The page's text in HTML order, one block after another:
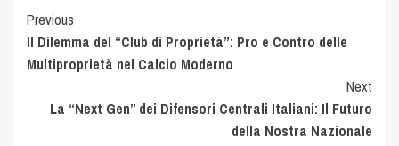
Previous
Il Dilemma del “Club di Proprietà”: Pro e Contro delle
Multiproprietà nel Calcio Moderno
Next
La “Next Gen” dei Difensori Centrali Italiani: Il Futuro
della Nostra Nazionale